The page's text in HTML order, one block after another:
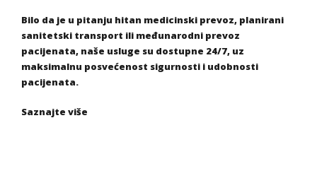
Bilo da je u pitanju hitan medicinski prevoz, planirani
sanitetski transport ili međunarodni prevoz
pacijenata, naše usluge su dostupne 24/7, uz
maksimalnu posvećenost sigurnosti i udobnosti
pacijenata.
Saznajte više